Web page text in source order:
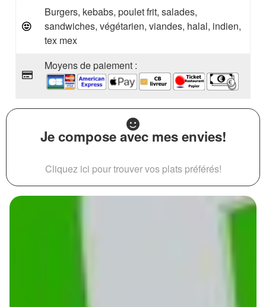
Burgers, kebabs, poulet frit, salades,
sandwiches, végétarien, viandes, halal, indien,
tex mex
Moyens de paiement :
Je compose avec mes envies!
Cliquez ici pour trouver vos plats préférés!